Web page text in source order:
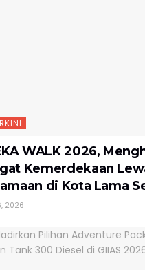
WALK 2026,
Kemerdekaan
di Kota Lama
2026